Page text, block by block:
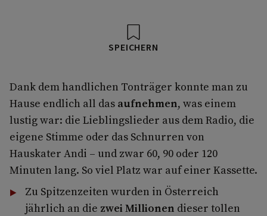
SPEICHERN
Dank dem handlichen Tonträger konnte man zu
Hause endlich all das aufnehmen, was einem
lustig war: die Lieblingslieder aus dem Radio, die
eigene Stimme oder das Schnurren von
Hauskater Andi – und zwar 60, 90 oder 120
Minuten lang. So viel Platz war auf einer Kassette.
Zu Spitzenzeiten wurden in Österreich
jährlich an die zwei Millionen dieser tollen